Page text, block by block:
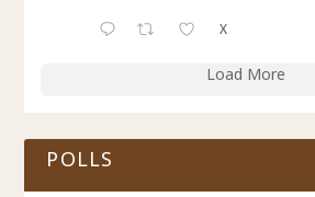
X
Load More
POLLS